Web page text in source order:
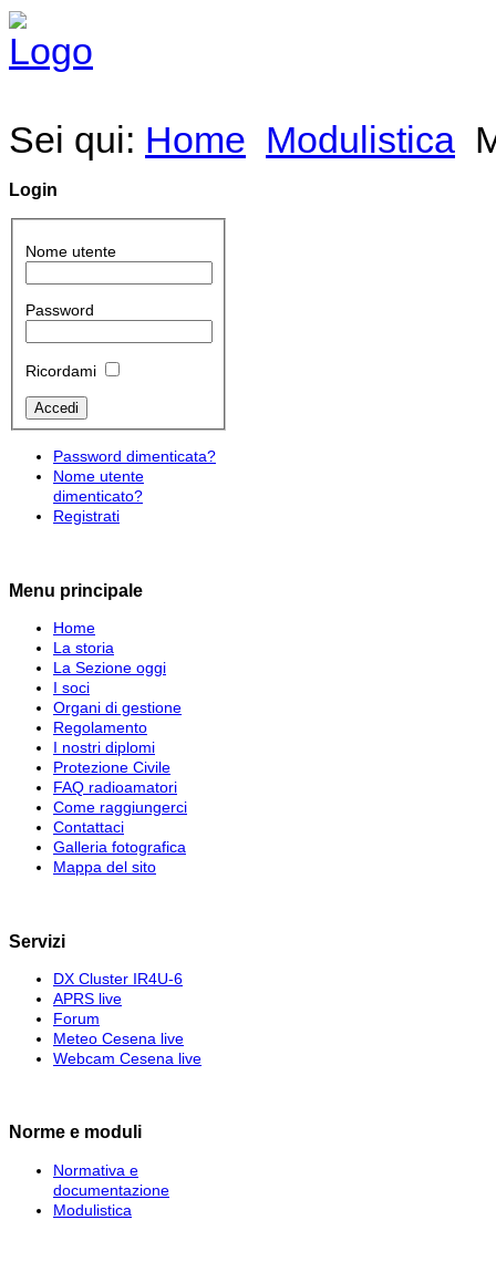
Sei qui: Home Modulistica
Login
Nome utente
Password
Ricordami
Password dimenticata?
Nome utente
dimenticato?
Registrati
Menu principale
Home
La storia
La Sezione oggi
I soci
Organi di gestione
Regolamento
I nostri diplomi
Protezione Civile
FAQ radioamatori
Come raggiungerci
Contattaci
Galleria fotografica
Mappa del sito
Servizi
DX Cluster IR4U-6
APRS live
Forum
Meteo Cesena live
Webcam Cesena live
Norme e moduli
Normativa e
documentazione
Modulistica